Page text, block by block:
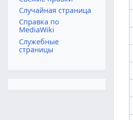
Случайная страница
Справка по
MediaWiki
Служебные
страницы